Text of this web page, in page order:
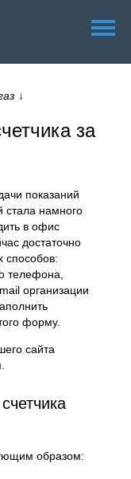
↓
за
показаний
стала намного
в офис
достаточно
способов:
телефона,
организации
форму.
сайта
образом: